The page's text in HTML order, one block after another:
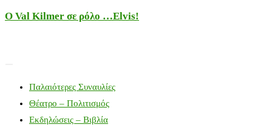
Ο Val Kilmer σε ρόλο …Elvis!
Παλαιότερες Συναυλίες
Θέατρο – Πολιτισμός
Εκδηλώσεις – Βιβλία